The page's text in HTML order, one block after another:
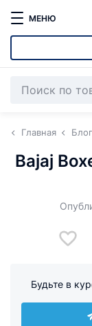
МЕНЮ
Главная Блог
Bajaj
Будьте в